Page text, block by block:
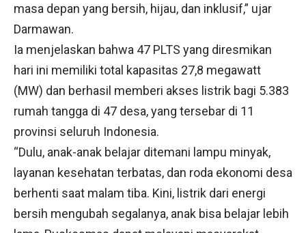
masa depan yang bersih, hijau, dan inklusif,” ujar
Darmawan.
Ia menjelaskan bahwa 47 PLTS yang diresmikan
hari ini memiliki total kapasitas 27,8 megawatt
(MW) dan berhasil memberi akses listrik bagi 5.383
rumah tangga di 47 desa, yang tersebar di 11
provinsi seluruh Indonesia.
“Dulu, anak-anak belajar ditemani lampu minyak,
layanan kesehatan terbatas, dan roda ekonomi desa
berhenti saat malam tiba. Kini, listrik dari energi
bersih mengubah segalanya, anak bisa belajar lebih